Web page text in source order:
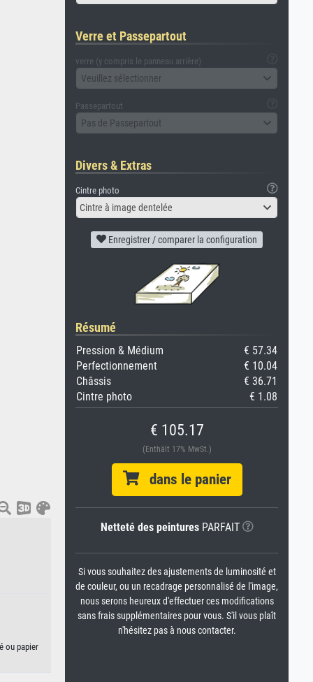
ou papier
Verre et Passepartout
verre (y compris le panneau arrière)
Veuillez sélectionner
Passepartout
Pas de Passepartout
Divers & Extras
Cintre photo
Cintre à image dentelée
Enregistrer / comparer la configuration
Résumé
Pression & Médium
€ 57.34
Perfectionnement
€ 10.04
Châssis
€ 36.71
Cintre photo
€ 1.08
€ 105.17
(Enthält 17% MwSt.)
dans le panier
Netteté des peinturesPARFAIT
Si vous souhaitez des ajustements de luminosité et
de couleur, ou un recadrage personnalisé de l'image,
nous serons heureux d'effectuer ces modifications
sans frais supplémentaires pour vous. S'il vous plaît
n'hésitez pas à nous contacter.